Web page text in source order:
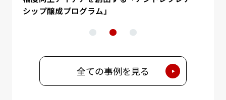
シップ醸成プログラム」
全ての事例を見る